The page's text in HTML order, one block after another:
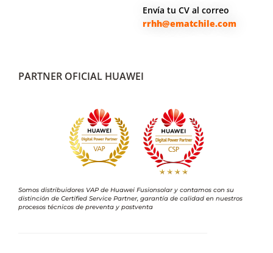
Envía tu CV al correo
rrhh@ematchile.com
PARTNER OFICIAL HUAWEI
Somos distribuidores VAP de Huawei Fusionsolar y contamos con su
distinción de Certified Service Partner, garantía de calidad en nuestros
procesos técnicos de preventa y postventa